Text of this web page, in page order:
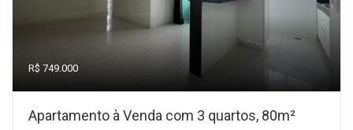
R$ 749.000
Apartamento à Venda com 3 quartos, 80m²